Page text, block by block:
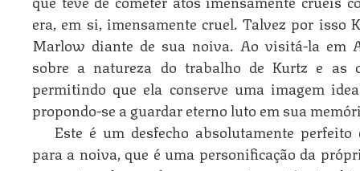
era, em si, imensamente cruel. Talvez por isso
Marlow diante de sua noiva. Ao visitá-la em
sobre a natureza do trabalho de Kurtz e as
permitindo que ela conserve uma imagem
propondo-se a guardar eterno luto em sua
Este é um desfecho absolutamente
para a noiva, que é uma personificação da